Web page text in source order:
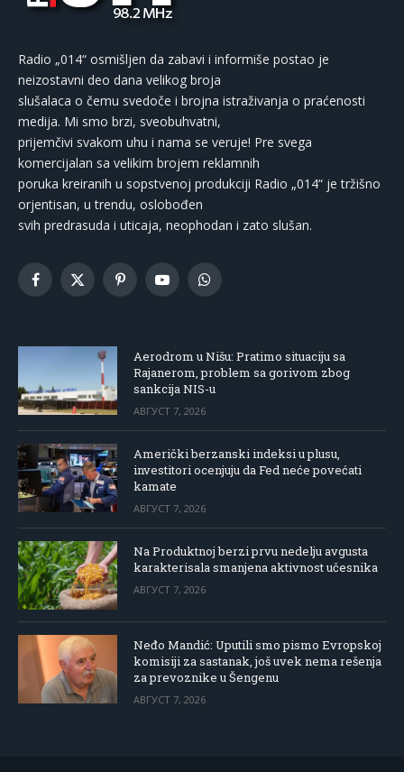
Radio „014“ osmišljen da zabavi i informiše postao je
neizostavni deo dana velikog broja
slušalaca o čemu svedoče i brojna istraživanja o praćenosti
medija. Mi smo brzi, sveobuhvatni,
prijemčivi svakom uhu i nama se veruje! Pre svega
komercijalan sa velikim brojem reklamnih
poruka kreiranih u sopstvenoj produkciji Radio „014“ je tržišno
orjentisan, u trendu, oslobođen
svih predrasuda i uticaja, neophodan i zato slušan.
Facebook
X
PinterestYouTubeWhatsApp
Aerodrom u Nišu: Pratimo situaciju sa
Rajanerom, problem sa gorivom zbog
sankcija NIS-u
АВГУСТ 7, 2026
Američki berzanski indeksi u plusu,
investitori ocenjuju da Fed neće povećati
kamate
АВГУСТ 7, 2026
Na Produktnoj berzi prvu nedelju avgusta
karakterisala smanjena aktivnost učesnika
АВГУСТ 7, 2026
Neđo Mandić: Uputili smo pismo Evropskoj
komisiji za sastanak, još uvek nema rešenja
za prevoznike u Šengenu
АВГУСТ 7, 2026